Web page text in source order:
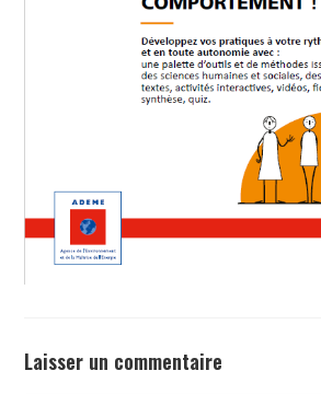
Laisser un commentaire